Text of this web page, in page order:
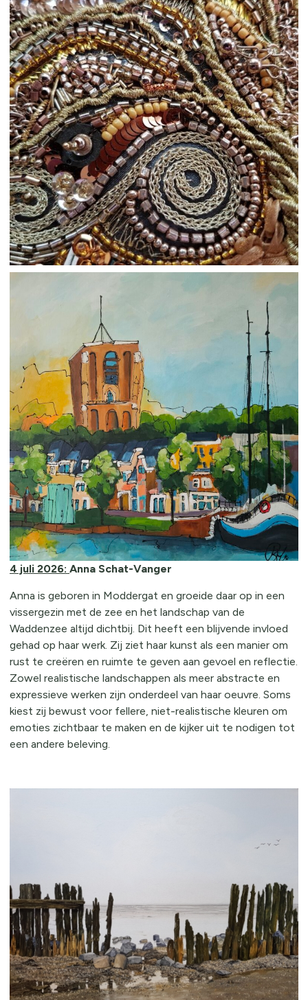
4 juli 2026: Anna Schat-Vanger
Anna is geboren in Moddergat en groeide daar op in een
vissergezin met de zee en het landschap van de
Waddenzee altijd dichtbij. Dit heeft een blijvende invloed
gehad op haar werk. Zij ziet haar kunst als een manier om
rust te creëren en ruimte te geven aan gevoel en reflectie.
Zowel realistische landschappen als meer abstracte en
expressieve werken zijn onderdeel van haar oeuvre. Soms
kiest zij bewust voor fellere, niet-realistische kleuren om
emoties zichtbaar te maken en de kijker uit te nodigen tot
een andere beleving.